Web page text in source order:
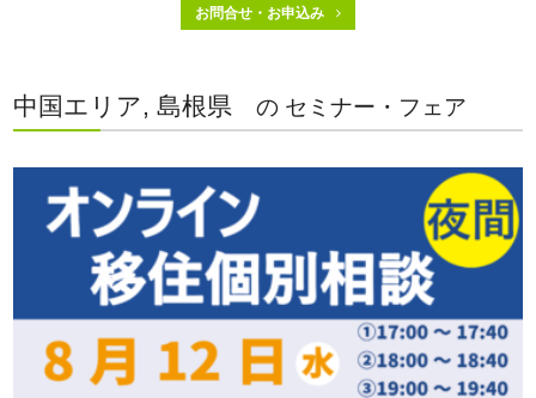
お問合せ・お申込み
中国エリア, 島根県 の セミナー・フェア